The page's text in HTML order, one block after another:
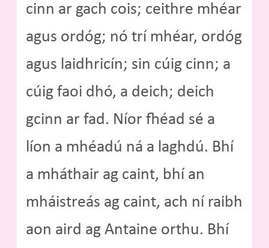
cinn ar gach cois; ceithre mhéar
agus ordóg; nó trí mhéar, ordóg
agus laidhricín; sin cúig cinn; a
cúig faoi dhó, a deich; deich
gcinn ar fad. Níor fhéad sé a
líon a mhéadú ná a laghdú. Bhí
a mháthair ag caint, bhí an
mháistreás ag caint, ach ní raibh
aon aird ag Antaine orthu. Bhí